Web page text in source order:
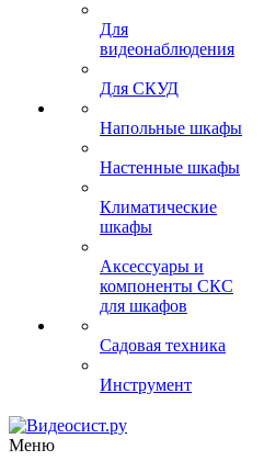
Для
видеонаблюдения
Для СКУД
Напольные шкафы
Настенные шкафы
Климатические
шкафы
Аксессуары и
компоненты СКС
для шкафов
Садовая техника
Инструмент
Меню